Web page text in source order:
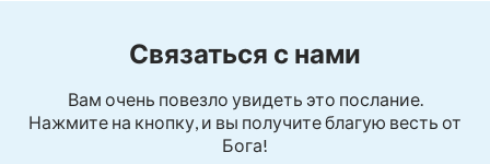
Бог великое творит всякий раз, являя Себя.
Связаться с нами
Вам очень повезло увидеть это послание.
Нажмите на кнопку, и вы получите благую весть от
Бога!